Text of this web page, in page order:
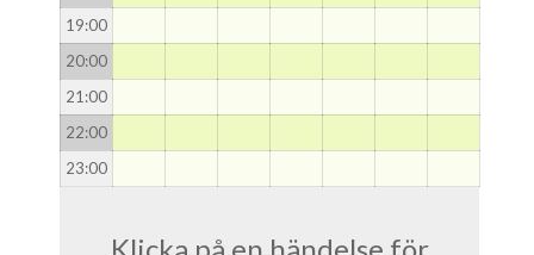
19:00
20:00
21 :00
22:00
23:00